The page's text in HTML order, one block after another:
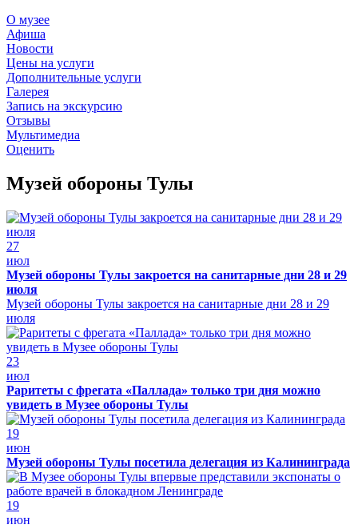
О музее
Афиша
Новости
Цены на услуги
Дополнительные услуги
Галерея
Запись на экскурсию
Отзывы
Мультимедиа
Оценить
Музей обороны Тулы
27
июл
Музей обороны Тулы закроется на санитарные дни 28 и 29
июля
Музей обороны Тулы закроется на санитарные дни 28 и 29
июля
23
июл
Раритеты с фрегата «Паллада» только три дня можно
увидеть в Музее обороны Тулы
19
июн
Музей обороны Тулы посетила делегация из Калининграда
19
июн